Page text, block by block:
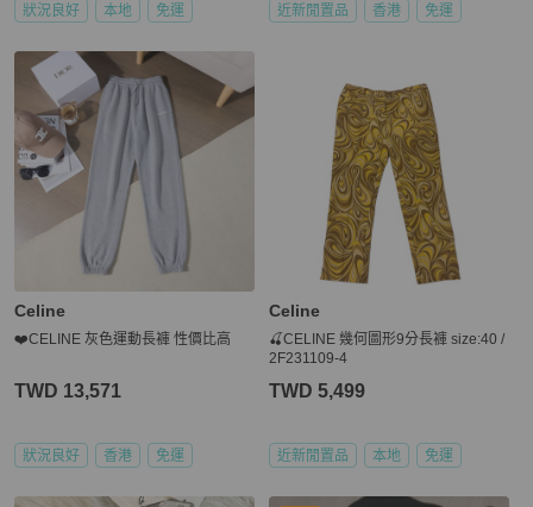
狀況良好 本地 免運 近新閒置品 香港 免運
Celine
❤️CELINE 灰色運動長褲 性價比高
TWD 13,571
狀況良好 香港 免運
Celine
🍒CELINE 幾何圖形9分長褲 size:40 /
2F231109-4
TWD 5,499
近新閒置品 本地 免運